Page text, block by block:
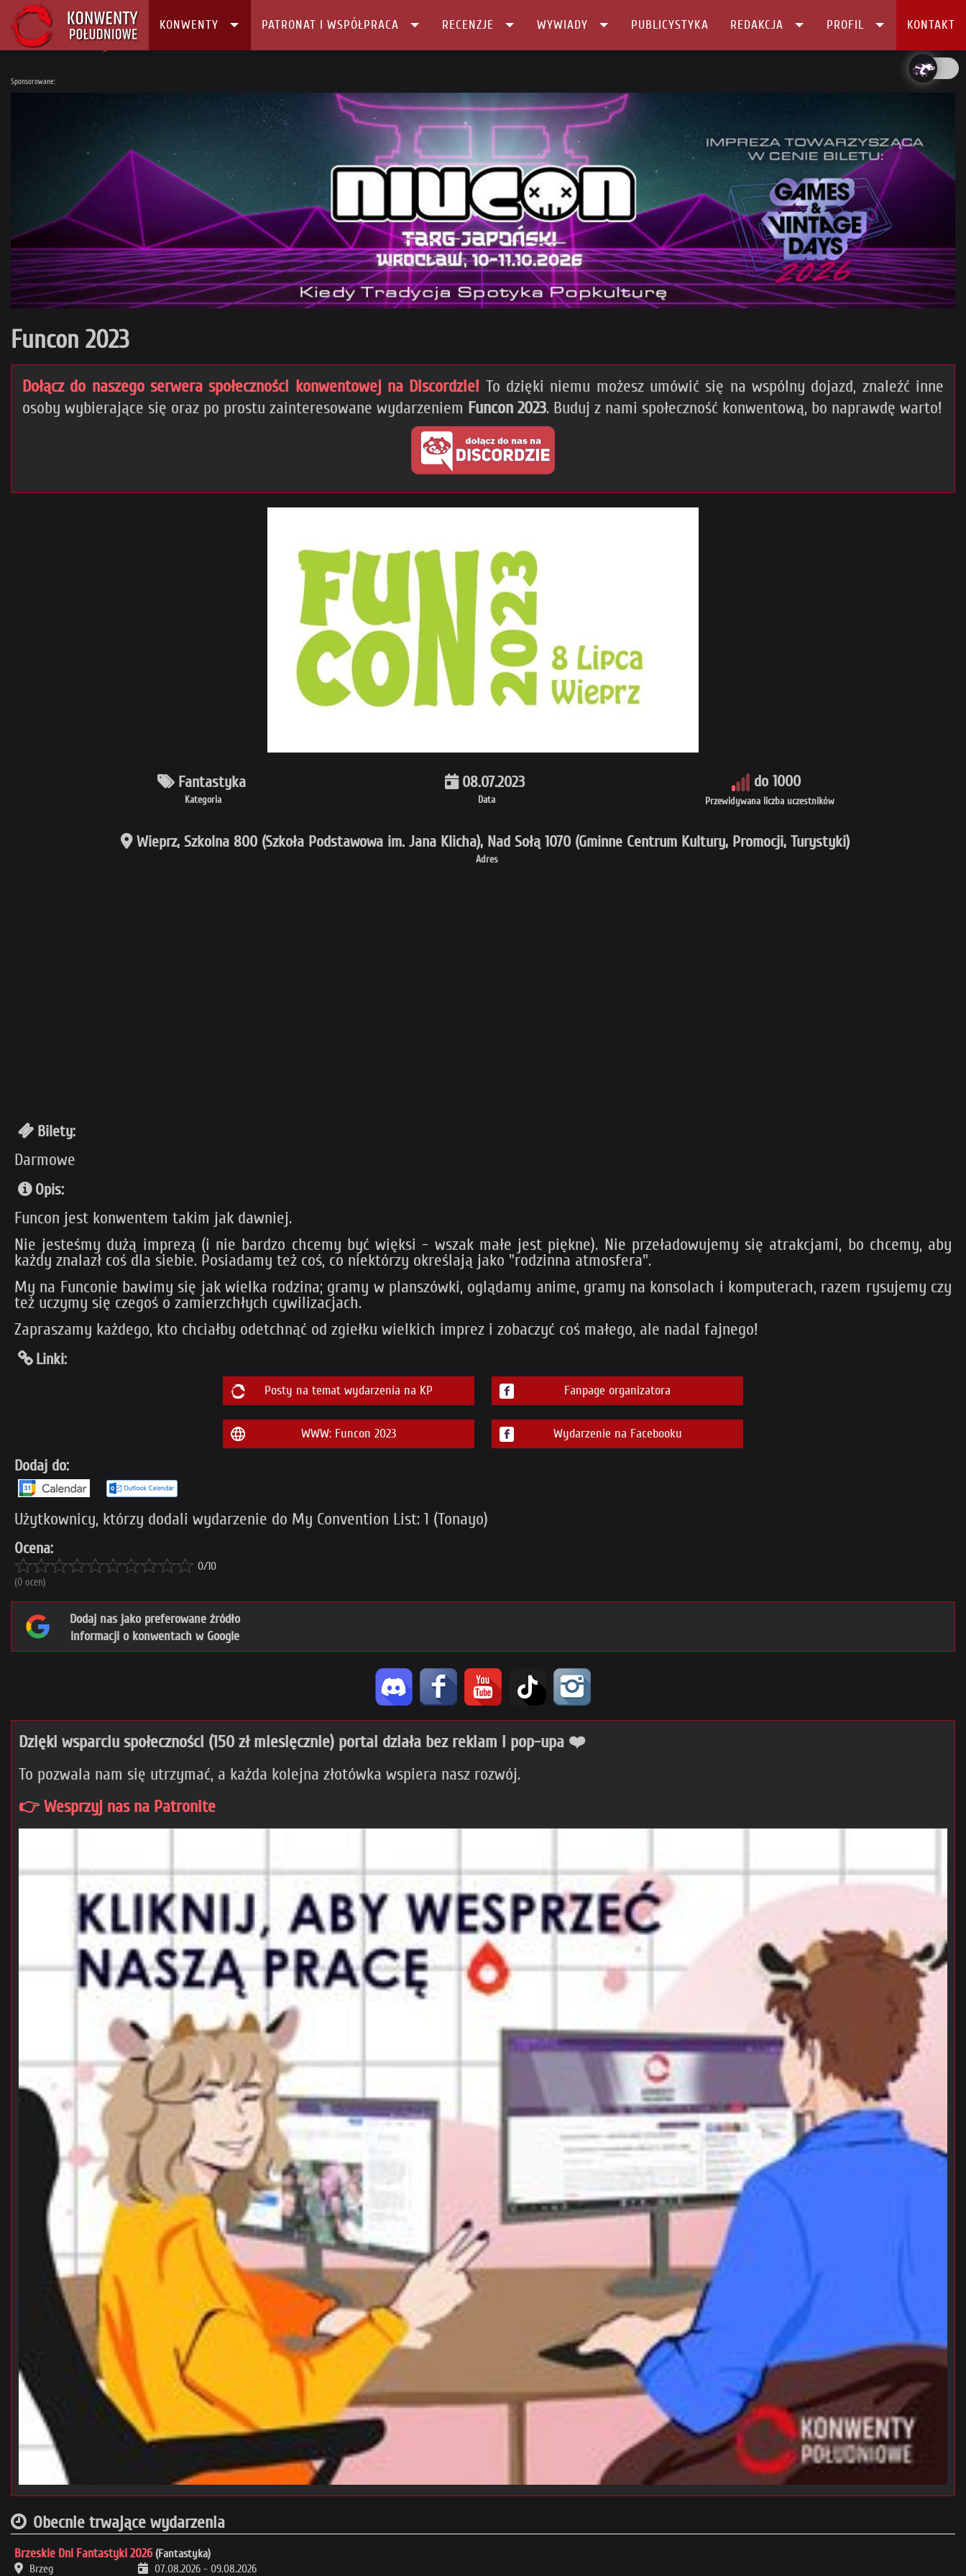
KONWENTY PATRONAT I WSPÓŁPRACA RECENZJE WYWIADY PUBLICYSTYKA REDAKCJA PROFIL KONTAKT
Główna
Sponsorowane:
Funcon 2023
Dołącz do naszego serwera społeczności konwentowej na Discordzie! To dzięki niemu możesz umówić się na wspólny dojazd, znaleźć inne
osoby wybierające się oraz po prostu zainteresowane wydarzeniem Funcon 2023. Buduj z nami społeczność konwentową, bo naprawdę warto!
Kategoria
Fantastyka
Data
08.07.2023
Przewidywana liczba uczestników
do 1000
Adres
Wieprz, Szkolna 800 (Szkoła Podstawowa im. Jana Klicha), Nad Sołą 1070 (Gminne Centrum Kultury, Promocji, Turystyki)
Bilety:
Darmowe
Opis:
Funcon jest konwentem takim jak dawniej.
Nie jesteśmy dużą imprezą (i nie bardzo chcemy być więksi - wszak małe jest piękne). Nie przeładowujemy się atrakcjami, bo chcemy, aby
każdy znalazł coś dla siebie. Posiadamy też coś, co niektórzy określają jako "rodzinna atmosfera".
My na Funconie bawimy się jak wielka rodzina; gramy w planszówki, oglądamy anime, gramy na konsolach i komputerach, razem rysujemy czy
też uczymy się czegoś o zamierzchłych cywilizacjach.
Zapraszamy każdego, kto chciałby odetchnąć od zgiełku wielkich imprez i zobaczyć coś małego, ale nadal fajnego!
Linki:
Posty na temat wydarzenia na KP Fanpage organizatora
WWW: Funcon 2023 Wydarzenie na Facebooku
Dodaj do:
Użytkownicy, którzy dodali wydarzenie do My Convention List: 1 (Tonayo)
Ocena:
0/10
(0 ocen)
Dodaj nas jako preferowane źródło
informacji o konwentach w Google
Dzięki wsparciu społeczności (150 zł miesięcznie) portal działa bez reklam i pop-upa ❤️
To pozwala nam się utrzymać, a każda kolejna złotówka wspiera nasz rozwój.
👉 Wesprzyj nas na Patronite
Obecnie trwające wydarzenia
Brzeskie Dni Fantastyki 2026 (Fantastyka)
Brzeg
07.08.2026 - 09.08.2026